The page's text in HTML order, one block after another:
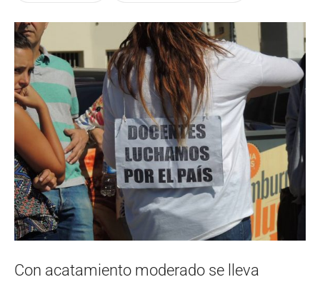
Con acatamiento moderado se lleva